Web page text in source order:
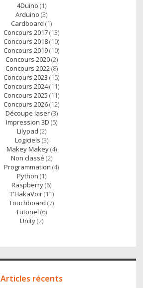
4Duino (1)
Arduino (3)
Cardboard (1)
Concours 2017(13)
Concours 2018(10)
Concours 2019(10)
Concours 2020(2)
Concours 2022(8)
Concours 2023 (15)
Concours 2024(11)
Concours 2025 (11)
Concours 2026(12)
Découpe laser(3)
Impression 3D (5)
Lilypad (2)
Logiciels (3)
Makey Makey(4)
Non classé (2)
Programmation (4)
Python (1)
Raspberry(6)
T'HakaVoir(11)
Touchboard (7)
Tutoriel (6)
Unity(2)
Articles récents